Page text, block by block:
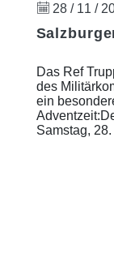
28 / 11 /
Das Ref
des
ein
Samstag, 28.